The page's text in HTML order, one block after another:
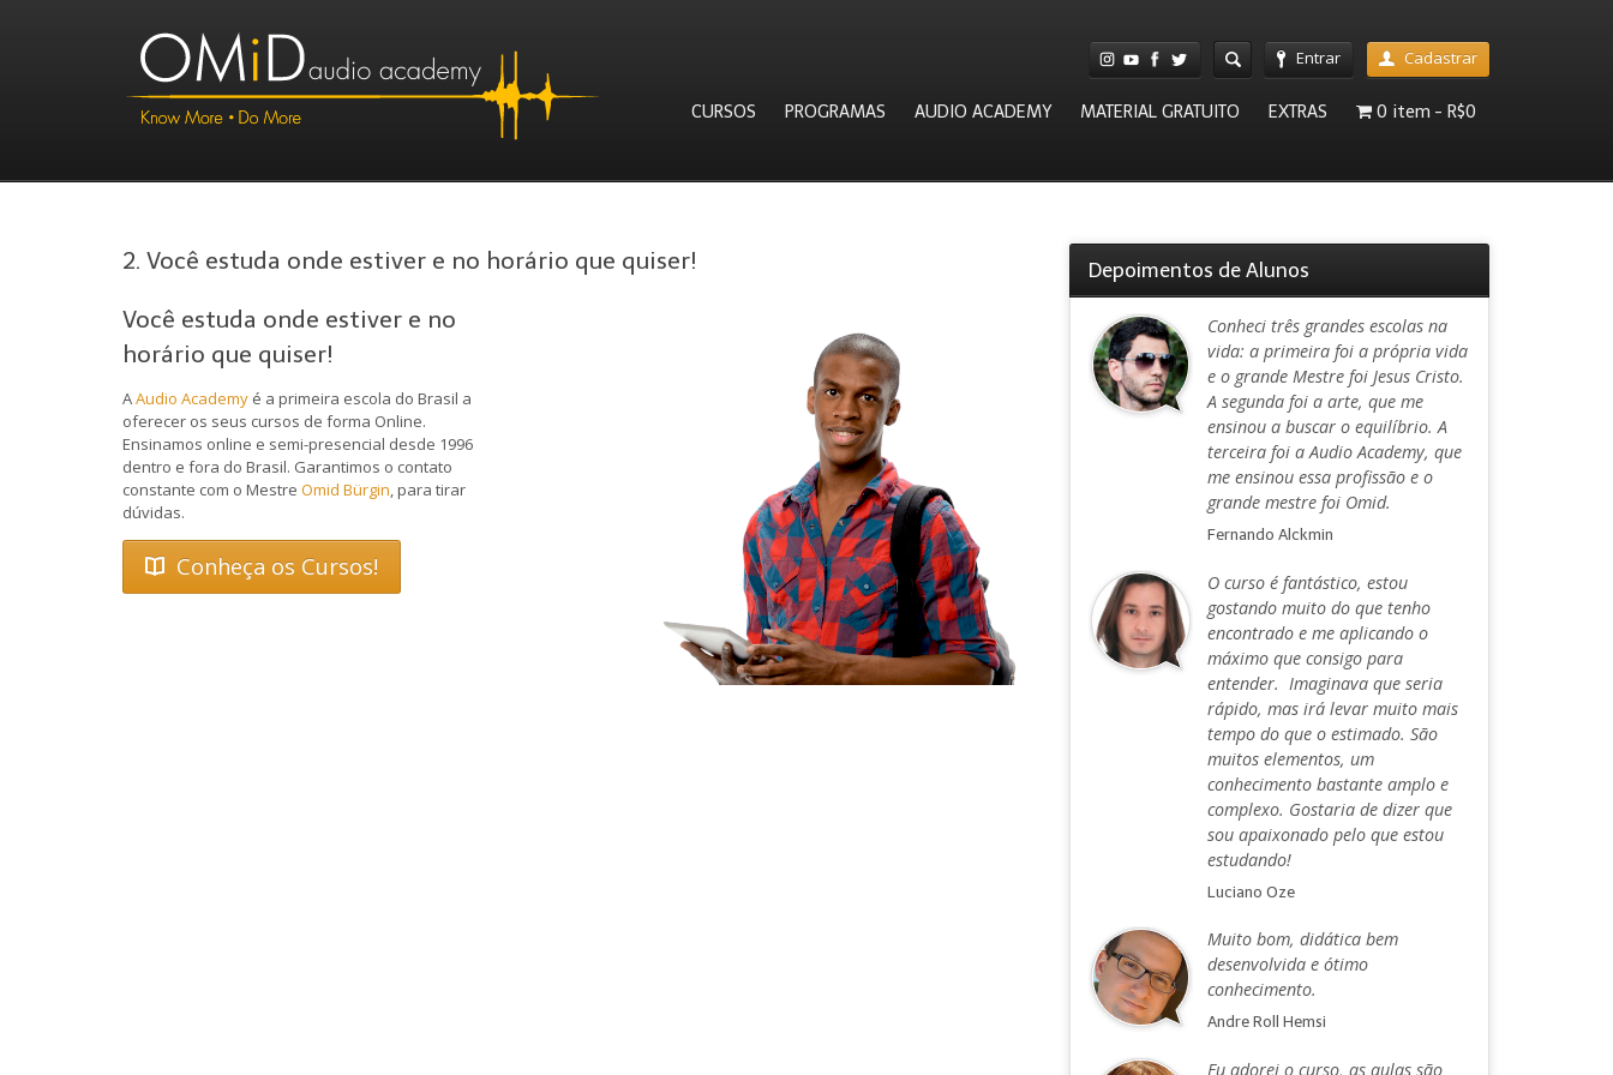
Entrar Cadastrar
CURSOS PROGRAMAS AUDIO ACADEMY MATERIAL GRATUITO EXTRAS 0 item R$0
2. Você estuda onde estiver e no horário que quiser!
Você estuda onde estiver e no
horário que quiser!
AAudio Academy é a primeira escola do Brasil a
oferecer os seus cursos de forma Online.
Ensinamos online e semi-presencial desde 1996
dentro e fora do Brasil. Garantimos o contato
constante com o Mestre Omid Bürgin , para tirar
dúvidas.
Conheça os Cursos!
Depoimentos de Alunos
Conheci três grandes escolas na
vida: a primeira foi a própria vida
e o grande Mestre foi Jesus Cristo.
A segunda foi a arte, que me
ensinou a buscar o equilíbrio. A
terceira foi a Audio Academy, que
me ensinou essa profissão e o
grande mestre foi Omid.
Fernando Alckmin
O curso é fantástico, estou
gostando muito do que tenho
encontrado e me aplicando o
máximo que consigo para
entender. Imaginava que seria
rápido, mas irá levar muito mais
tempo do que o estimado. São
muitos elementos, um
conhecimento bastante amplo e
complexo. Gostaria de dizer que
sou apaixonado pelo que estou
estudando!
Luciano Oze
Muito bom, didática bem
desenvolvida e ótimo
conhecimento.
Andre Roll Hemsi
Eu adorei o curso, as aulas são